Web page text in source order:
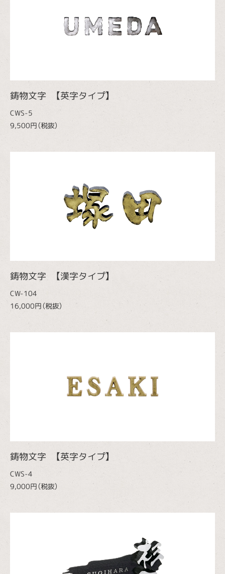
鋳物文字 【英字タイプ】
CWS-5
9,500円（税抜）
鋳物文字 【漢字タイプ】
CW-104
16,000円（税抜）
鋳物文字 【英字タイプ】
CWS-4
9,000円（税抜）